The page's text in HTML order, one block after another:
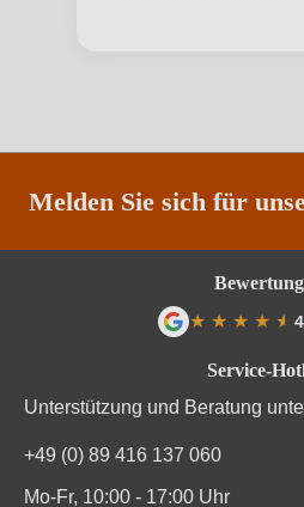
Passt zu
Qualität
Traubenfarbe
Vegan
Melden Sie sich für
Service-
Unterstützung und Beratung
+49 (0) 89 416 137 060
Mo-Fr, 10:00 - 17:00 Uhr
★ ★ ★ ★ ★
★